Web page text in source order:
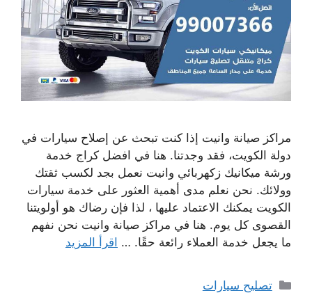
مراكز صيانة وانيت إذا كنت تبحث عن إصلاح سيارات في
دولة الكويت، فقد وجدتنا. هنا في افضل كراج خدمة
ورشة ميكانيك زكهربائي وانيت نعمل بجد لكسب ثقتك
وولائك. نحن نعلم مدى أهمية العثور على خدمة سيارات
الكويت يمكنك الاعتماد عليها ، لذا فإن رضاك ​​هو أولويتنا
القصوى كل يوم. هنا في مراكز صيانة وانيت نحن نفهم
ما يجعل خدمة العملاء رائعة حقًا. … اقرأ المزيد
التصنيفات
تصليح سيارات